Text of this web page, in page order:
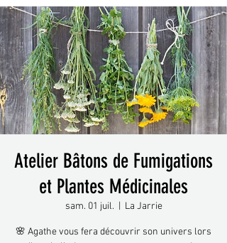
Atelier Bâtons de Fumigations
et Plantes Médicinales
sam. 01 juil. La Jarrie
🌸 Agathe vous fera découvrir son univers lors